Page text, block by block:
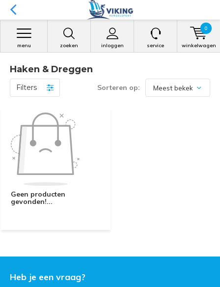
zoeken inloggen
menu service winkelwagen
0
Haken & Dreggen
Filters Sorteren op:
Geen producten
gevonden!...
Heb je een vraag?